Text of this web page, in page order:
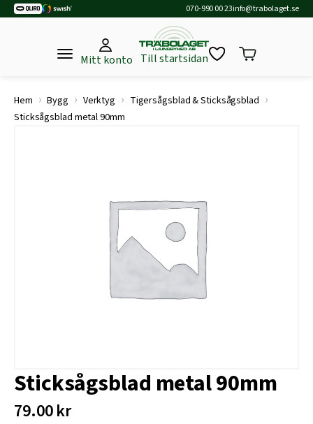
070-990 00 23info@trabolaget.se
Mitt konto Till startsidan
Hem › Bygg › Verktyg › Tigersågsblad & Sticksågsblad ›
Sticksågsblad metal 90mm
Sticksågsblad metal 90mm
79.00kr